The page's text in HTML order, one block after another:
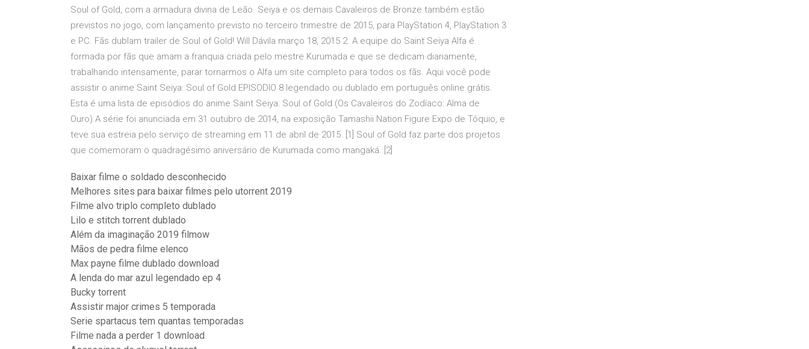
Soul of Gold, com a armadura divina de Leão. Seiya e os demais Cavaleiros de Bronze também estão
previstos no jogo, com lançamento previsto no terceiro trimestre de 2015, para PlayStation 4, PlayStation 3
e PC. Fãs dublam trailer de Soul of Gold! Will Dávila março 18, 2015 2. A equipe do Saint Seiya Alfa é
formada por fãs que amam a franquia criada pelo mestre Kurumada e que se dedicam diariamente,
trabalhando intensamente, parar tornarmos o Alfa um site completo para todos os fãs. Aqui você pode
assistir o anime Saint Seiya: Soul of Gold EPISODIO 8 legendado ou dublado em português online grátis.
Esta é uma lista de episódios do anime Saint Seiya: Soul of Gold (Os Cavaleiros do Zodíaco: Alma de
Ouro).A série foi anunciada em 31 outubro de 2014, na exposição Tamashii Nation Figure Expo de Tóquio, e
teve sua estreia pelo serviço de streaming em 11 de abril de 2015. [1] Soul of Gold faz parte dos projetos
que comemoram o quadragésimo aniversário de Kurumada como mangaká. [2]
Baixar filme o soldado desconhecido
Melhores sites para baixar filmes pelo utorrent 2019
Filme alvo triplo completo dublado
Lilo e stitch torrent dublado
Além da imaginação 2019 filmow
Mãos de pedra filme elenco
Max payne filme dublado download
A lenda do mar azul legendado ep 4
Bucky torrent
Assistir major crimes 5 temporada
Serie spartacus tem quantas temporadas
Filme nada a perder 1 download